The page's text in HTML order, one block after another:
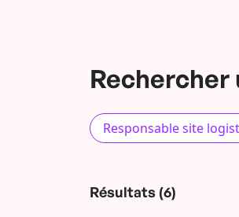
Rechercher
Résultats (6)